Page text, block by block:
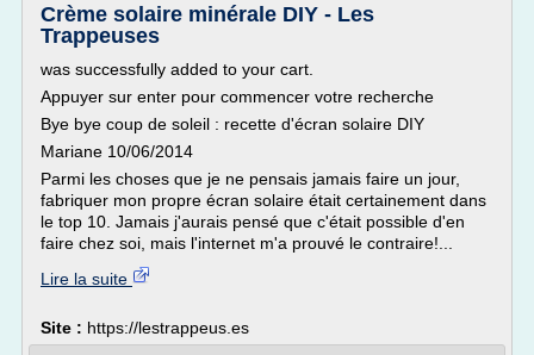
Crème solaire minérale DIY - Les
Trappeuses
was successfully added to your cart.
Appuyer sur enter pour commencer votre recherche
Bye bye coup de soleil : recette d'écran solaire DIY
Mariane 10/06/2014
Parmi les choses que je ne pensais jamais faire un jour,
fabriquer mon propre écran solaire était certainement dans
le top 10. Jamais j'aurais pensé que c'était possible d'en
faire chez soi, mais l'internet m'a prouvé le contraire!...
Lire la suite
Site : https://lestrappeus.es